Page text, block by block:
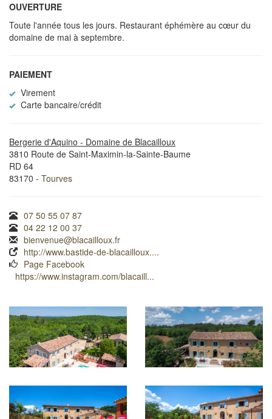
OUVERTURE
Toute l'année tous les jours. Restaurant éphémère au cœur du
domaine de mai à septembre.
PAIEMENT
Virement
Carte bancaire/crédit
Bergerie d'Aquino - Domaine de Blacailloux
3810 Route de Saint-Maximin-la-Sainte-Baume
RD 64
83170 - Tourves
07 50 55 07 87
04 22 12 00 37
bienvenue@blacailloux.fr
http://www.bastide-de-blacailloux....
Page Facebook
https://www.instagram.com/blacaill...